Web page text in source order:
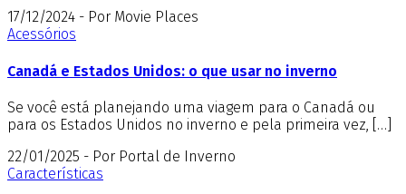
17/12/2024 - Por Movie Places
Acessórios
Canadá e Estados Unidos: o que usar no inverno
Se você está planejando uma viagem para o Canadá ou
para os Estados Unidos no inverno e pela primeira vez, […]
22/01/2025 - Por Portal de Inverno
Características